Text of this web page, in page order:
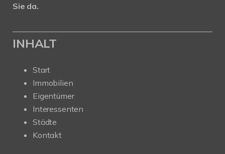
Sie da.
INHALT
Start
Immobilien
Eigentümer
Interessenten
Städte
Kontakt